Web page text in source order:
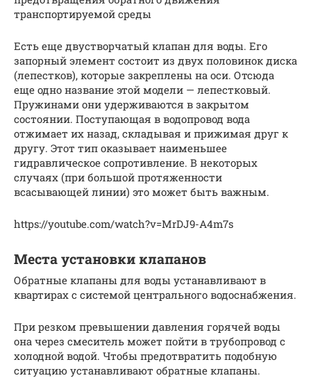
транспортируемой среды
Есть еще двустворчатый клапан для воды. Его
запорный элемент состоит из двух половинок диска
(лепестков), которые закреплены на оси. Отсюда
еще одно название этой модели — лепестковый.
Пружинами они удерживаются в закрытом
состоянии. Поступающая в водопровод вода
отжимает их назад, складывая и прижимая друг к
другу. Этот тип оказывает наименьшее
гидравлическое сопротивление. В некоторых
случаях (при большой протяженности
всасывающей линии) это может быть важным.
https://youtube.com/watch?v=MrDJ9-A4m7s
Места установки клапанов
Обратные клапаны для воды устанавливают в
квартирах с системой центрального водоснабжения.
При резком превышении давления горячей воды
она через смеситель может пойти в трубопровод с
холодной водой. Чтобы предотвратить подобную
ситуацию устанавливают обратные клапаны.